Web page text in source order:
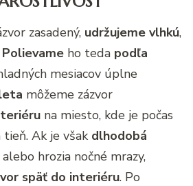
zasadený, udržujeme vlhkú,
Polievame ho teda podľa
mesiacov úplne
môžeme zázvor
na miesto, kde je počas
Ak je však dlhodobá
alebo hrozia nočné mrazy,
späť do interiéru. Po